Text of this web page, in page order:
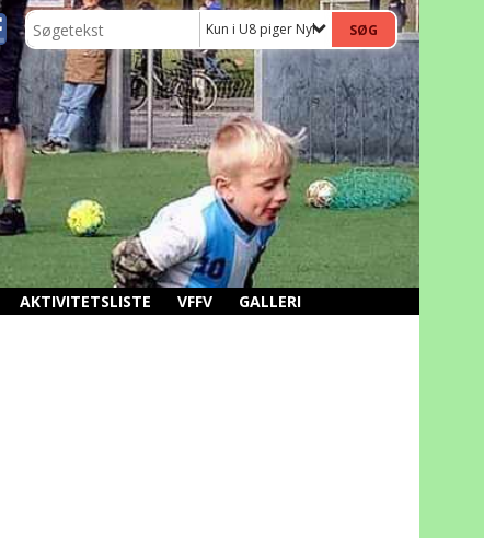
Kun i U8 piger Nyheder
AKTIVITETSLISTE VFFV GALLERI